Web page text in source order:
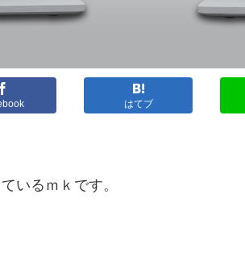
はてブ
いるｍｋです。